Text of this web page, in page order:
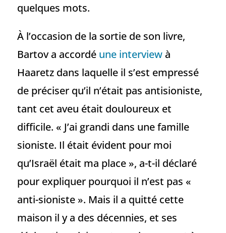
quelques mots.
À l’occasion de la sortie de son livre,
Bartov a accordé une interviewà
Haaretz dans laquelle il s’est empressé
de préciser qu’il n’était pas antisioniste,
tant cet aveu était douloureux et
difficile. « J’ai grandi dans une famille
sioniste. Il était évident pour moi
qu’Israël était ma place », a-t-il déclaré
pour expliquer pourquoi il n’est pas «
anti-sioniste ». Mais il a quitté cette
maison il y a des décennies, et ses